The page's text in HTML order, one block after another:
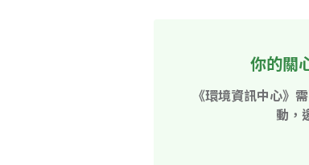
你的關
《環境資訊中心》
動，